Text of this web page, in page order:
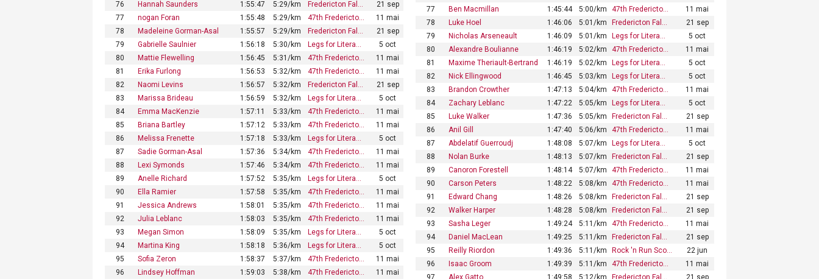
76
Hannah Saunders 1:55:47 5:29/km Fredericton Fal…
21 sep
77
nogan Foran 1:55:48 5:29/km 47th Fredericto…
11 mai
78
Madeleine Gorman-Asal 1:55:57 5:29/km Fredericton Fal…
21 sep
79
Gabrielle Saulnier 1:56:18 5:30/km Legs for Litera…
5 oct
80
Mattie Flewelling 1:56:45 5:31/km 47th Fredericto…
11 mai
81
Erika Furlong 1:56:53 5:32/km 47th Fredericto…
11 mai
82
Naomi Levins 1:56:57 5:32/km Fredericton Fal…
21 sep
83
Marissa Brideau 1:56:59 5:32/km Legs for Litera…
5 oct
84
Emma MacKenzie 1:57:11 5:33/km 47th Fredericto…
11 mai
85
Briana Bartley 1:57:12 5:33/km 47th Fredericto…
11 mai
86
Melissa Frenette 1:57:18 5:33/km Legs for Litera…
5 oct
87
Sadie Gorman-Asal 1:57:36 5:34/km 47th Fredericto…
11 mai
88
Lexi Symonds 1:57:46 5:34/km 47th Fredericto…
11 mai
89
Anelle Richard 1:57:52 5:35/km Legs for Litera…
5 oct
90
Ella Ramier 1:57:58 5:35/km 47th Fredericto…
11 mai
91
Jessica Andrews 1:58:01 5:35/km 47th Fredericto…
11 mai
92
Julia Leblanc 1:58:03 5:35/km 47th Fredericto…
11 mai
93
Megan Simon 1:58:09 5:35/km Legs for Litera…
5 oct
94
Martina King 1:58:18 5:36/km Legs for Litera…
5 oct
95
Sofia Zeron 1:58:37 5:37/km 47th Fredericto…
11 mai
96
Lindsey Hoffman 1:59:03 5:38/km 47th Fredericto…
11 mai
77
Ben Macmillan 1:45:44 5:00/km 47th Fredericto…
11 mai
78
Luke Hoel 1:46:06 5:01/km Fredericton Fal…
21 sep
79
Nicholas Arseneault 1:46:09 5:01/km Legs for Litera…
5 oct
80
Alexandre Boulianne 1:46:19 5:02/km 47th Fredericto…
11 mai
81
Maxime Theriault-Bertrand 1:46:19 5:02/km Legs for Litera…
5 oct
82
Nick Ellingwood 1:46:45 5:03/km Legs for Litera…
5 oct
83
Brandon Crowther 1:47:13 5:04/km 47th Fredericto…
11 mai
84
Zachary Leblanc 1:47:22 5:05/km Legs for Litera…
5 oct
85
Luke Walker 1:47:36 5:05/km Fredericton Fal…
21 sep
86
Anil Gill 1:47:40 5:06/km 47th Fredericto…
11 mai
87
Abdelatif Guerroudj 1:48:08 5:07/km Legs for Litera…
5 oct
88
Nolan Burke 1:48:13 5:07/km Fredericton Fal…
21 sep
89
Canoron Forestell 1:48:14 5:07/km 47th Fredericto…
11 mai
90
Carson Peters 1:48:22 5:08/km 47th Fredericto…
11 mai
91
Edward Chang 1:48:26 5:08/km Fredericton Fal…
21 sep
92
Walker Harper 1:48:28 5:08/km Fredericton Fal…
21 sep
93
Sasha Leger 1:49:24 5:11/km 47th Fredericto…
11 mai
94
Daniel MacLean 1:49:25 5:11/km Fredericton Fal…
21 sep
95
Reilly Riordon 1:49:36 5:11/km Rock 'n Run Sco…
22 jun
96
Isaac Groom 1:49:39 5:11/km 47th Fredericto…
11 mai
97
Alex Gatto 1:49:58 5:12/km Fredericton Fal…
21 sep